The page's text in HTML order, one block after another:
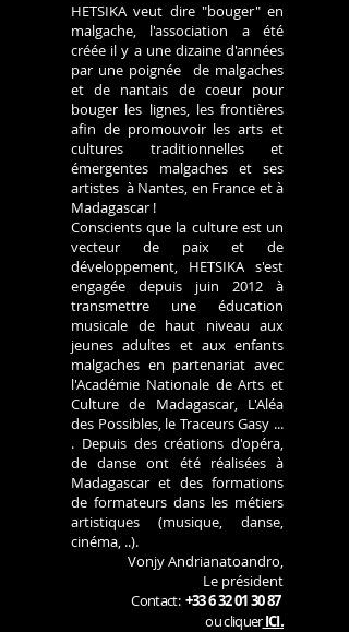
HETSIKA veut dire "bouger" en
malgache, l'association a été
créée il y a une dizaine d'années
par une poignée de malgaches
et de nantais de coeur pour
bouger les lignes, les frontières
afin de promouvoir les arts et
cultures traditionnelles et
émergentes malgaches et ses
artistes à Nantes, en France et à
Madagascar !
Conscients que la culture est un
vecteur de paix et de
développement, HETSIKA s'est
engagée depuis juin 2012 à
transmettre une éducation
musicale de haut niveau aux
jeunes adultes et aux enfants
malgaches en partenariat avec
l'Académie Nationale de Arts et
Culture de Madagascar, L'Aléa
des Possibles, le Traceurs Gasy ...
. Depuis des créations d'opéra,
de danse ont été réalisées à
Madagascar et des formations
de formateurs dans les métiers
artistiques (musique, danse,
cinéma, ..).
Vonjy Andrianatoandro,
Le président
Contact: +33 6 32 01 30 87
ou cliquerICI.